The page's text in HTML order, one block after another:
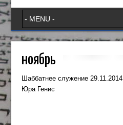
ноябрь
Шаббатнее служение 29.11.2014
Юра Генис